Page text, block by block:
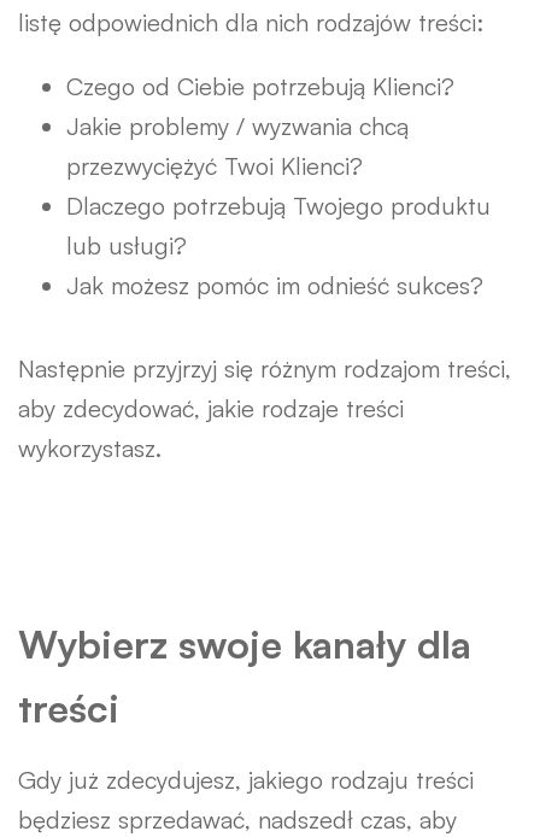
listę odpowiednich dla nich rodzajów treści:
Czego od Ciebie potrzebują Klienci?
Jakie problemy / wyzwania chcą
przezwyciężyć Twoi Klienci?
Dlaczego potrzebują Twojego produktu
lub usługi?
Jak możesz pomóc im odnieść sukces?
Następnie przyjrzyj się różnym rodzajom treści,
aby zdecydować, jakie rodzaje treści
wykorzystasz.
Wybierz swoje kanały dla
treści
Gdy już zdecydujesz, jakiego rodzaju treści
będziesz sprzedawać, nadszedł czas, aby